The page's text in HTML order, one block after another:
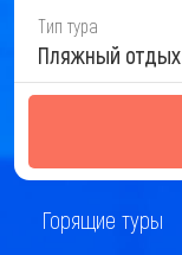
Тип тура
Пляжный отдых
Горящие туры